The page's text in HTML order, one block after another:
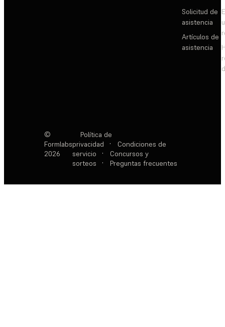
Solicitud de
asistencia
Artículos de
asistencia
©
Formlabs
2026
Política de
privacidad
·
Condiciones de
servicio
·
Concursos y
sorteos
· Preguntas frecuentes